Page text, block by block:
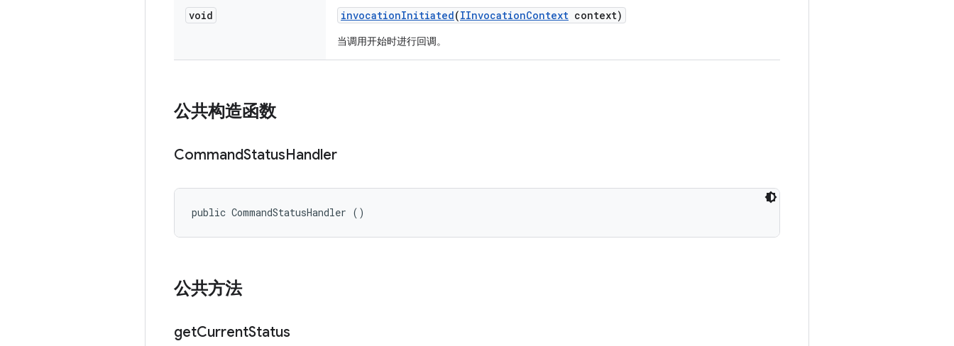
void invocationInitiated(IInvocationContext context)
当调用开始时进行回调。
公共构造函数
CommandStatusHandler
public CommandStatusHandler ()
公共方法
getCurrentStatus